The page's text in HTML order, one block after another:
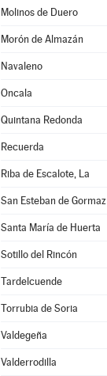
Molinos de Duero
Morón de Almazán
Navaleno
Oncala
Quintana Redonda
Recuerda
Riba de Escalote, La
San Esteban de Gormaz
Santa María de Huerta
Sotillo del Rincón
Tardelcuende
Torrubia de Soria
Valdegeña
Valderrodilla